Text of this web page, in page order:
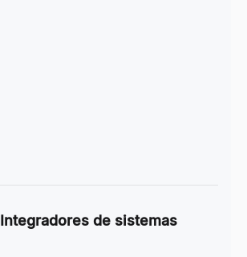
Integradores de sistemas